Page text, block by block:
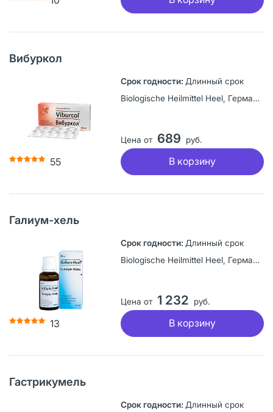
Вибуркол
55
Длинный срок
Biologische Heilmittel Heel, Германия
Цена от 689 руб.
В корзину
Галиум-хель
13
Длинный срок
Biologische Heilmittel Heel, Германия
Цена от 1 232 руб.
В корзину
Гастрикумель
Длинный срок